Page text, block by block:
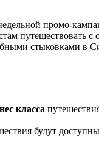
промо-
путешествовать
стыковками в
класса
будут доступны